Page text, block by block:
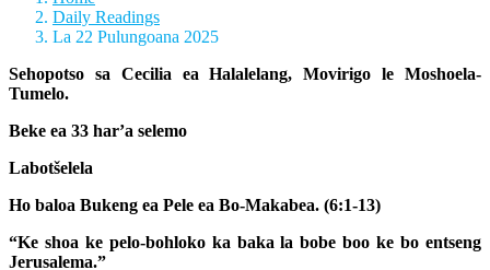
Daily Readings
La 22 Pulungoana 2025
Sehopotso sa Cecilia ea Halalelang, Movirigo le Moshoela-
Tumelo.
Beke ea 33 har’a selemo
Labotšelela
Ho baloa Bukeng ea Pele ea Bo-Makabea. (6:1-13)
“Ke shoa ke pelo-bohloko ka baka la bobe boo ke bo entseng
Jerusalema.”